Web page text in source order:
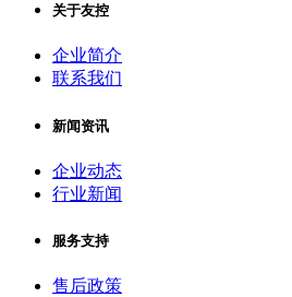
关于友控
企业简介
联系我们
新闻资讯
企业动态
行业新闻
服务支持
售后政策